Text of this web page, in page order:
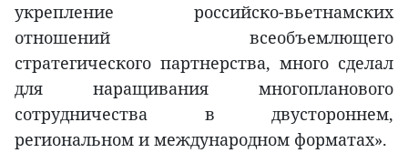
укрепление российско-вьетнамских
отношений всеобъемлющего
стратегического партнерства, много сделал
для наращивания многопланового
сотрудничества в двустороннем,
региональном и международном форматах».